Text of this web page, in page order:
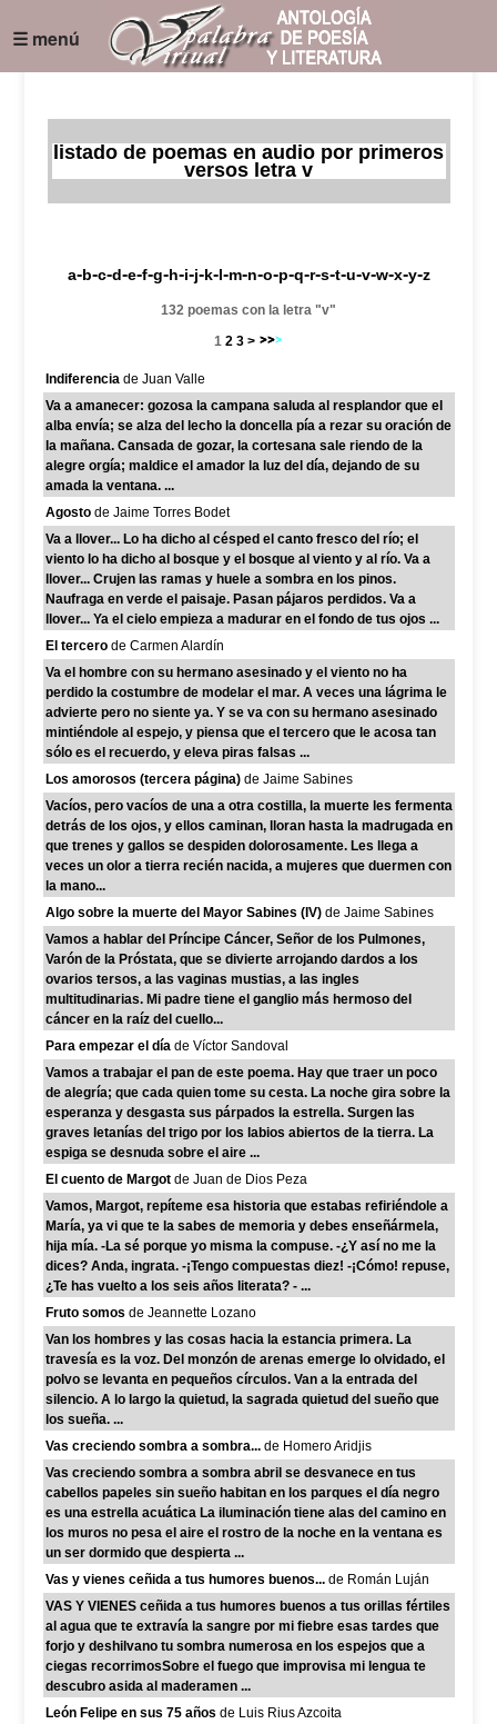
☰ menú
listado de poemas en audio por primeros
versos letra v
a-b-c-d-e-f-g-h-i-j-k-l-m-n-o-p-q-r-s-t-u-v-w-x-y-z
132 poemas con la letra "v"
1 2 3 >
Indiferencia de Juan Valle
Va a amanecer: gozosa la campana saluda al resplandor que el
alba envía; se alza del lecho la doncella pía a rezar su oración de
la mañana. Cansada de gozar, la cortesana sale riendo de la
alegre orgía; maldice el amador la luz del día, dejando de su
amada la ventana. ...
Agosto de Jaime Torres Bodet
Va a llover... Lo ha dicho al césped el canto fresco del río; el
viento lo ha dicho al bosque y el bosque al viento y al río. Va a
llover... Crujen las ramas y huele a sombra en los pinos.
Naufraga en verde el paisaje. Pasan pájaros perdidos. Va a
llover... Ya el cielo empieza a madurar en el fondo de tus ojos ...
El tercero de Carmen Alardín
Va el hombre con su hermano asesinado y el viento no ha
perdido la costumbre de modelar el mar. A veces una lágrima le
advierte pero no siente ya. Y se va con su hermano asesinado
mintiéndole al espejo, y piensa que el tercero que le acosa tan
sólo es el recuerdo, y eleva piras falsas ...
Los amorosos (tercera página) de Jaime Sabines
Vacíos, pero vacíos de una a otra costilla, la muerte les fermenta
detrás de los ojos, y ellos caminan, lloran hasta la madrugada en
que trenes y gallos se despiden dolorosamente. Les llega a
veces un olor a tierra recién nacida, a mujeres que duermen con
la mano...
Algo sobre la muerte del Mayor Sabines (IV) de Jaime Sabines
Vamos a hablar del Príncipe Cáncer, Señor de los Pulmones,
Varón de la Próstata, que se divierte arrojando dardos a los
ovarios tersos, a las vaginas mustias, a las ingles
multitudinarias. Mi padre tiene el ganglio más hermoso del
cáncer en la raíz del cuello...
Para empezar el día de Víctor Sandoval
Vamos a trabajar el pan de este poema. Hay que traer un poco
de alegría; que cada quien tome su cesta. La noche gira sobre la
esperanza y desgasta sus párpados la estrella. Surgen las
graves letanías del trigo por los labios abiertos de la tierra. La
espiga se desnuda sobre el aire ...
El cuento de Margot de Juan de Dios Peza
Vamos, Margot, repíteme esa historia que estabas refiriéndole a
María, ya vi que te la sabes de memoria y debes enseñármela,
hija mía. -La sé porque yo misma la compuse. -¿Y así no me la
dices? Anda, ingrata. -¡Tengo compuestas diez! -¡Cómo! repuse,
¿Te has vuelto a los seis años literata? - ...
Fruto somos de Jeannette Lozano
Van los hombres y las cosas hacia la estancia primera. La
travesía es la voz. Del monzón de arenas emerge lo olvidado, el
polvo se levanta en pequeños círculos. Van a la entrada del
silencio. A lo largo la quietud, la sagrada quietud del sueño que
los sueña. ...
Vas creciendo sombra a sombra... de Homero Aridjis
Vas creciendo sombra a sombra abril se desvanece en tus
cabellos papeles sin sueño habitan en los parques el día negro
es una estrella acuática La iluminación tiene alas del camino en
los muros no pesa el aire el rostro de la noche en la ventana es
un ser dormido que despierta ...
Vas y vienes ceñida a tus humores buenos... de Román Luján
VAS Y VIENES ceñida a tus humores buenos a tus orillas fértiles
al agua que te extravía la sangre por mi fiebre esas tardes que
forjo y deshilvano tu sombra numerosa en los espejos que a
ciegas recorrimosSobre el fuego que improvisa mi lengua te
descubro asida al maderamen ...
León Felipe en sus 75 años de Luis Rius Azcoita